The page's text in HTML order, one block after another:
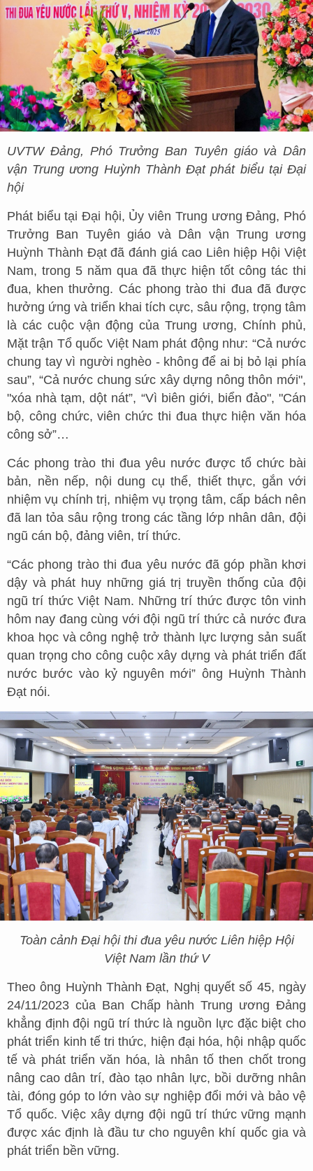
UVTW Đảng, Phó Trưởng Ban Tuyên giáo và Dân
vận Trung ương Huỳnh Thành Đạt phát biểu tại Đại
hội
Phát biểu tại Đại hội, Ủy viên Trung ương Đảng, Phó
Trưởng Ban Tuyên giáo và Dân vận Trung ương
Huỳnh Thành Đạt đã đánh giá cao Liên hiệp Hội Việt
Nam, trong 5 năm qua đã thực hiện tốt công tác thi
đua, khen thưởng. Các phong trào thi đua đã được
hưởng ứng và triển khai tích cực, sâu rộng, trọng tâm
là các cuộc vận động của Trung ương, Chính phủ,
Mặt trận Tổ quốc Việt Nam phát động như: “Cả nước
chung tay vì người nghèo - không để ai bị bỏ lại phía
sau”, “Cả nước chung sức xây dựng nông thôn mới",
"xóa nhà tạm, dột nát”, “Vì biên giới, biển đảo", "Cán
bộ, công chức, viên chức thi đua thực hiện văn hóa
công sở”…
Các phong trào thi đua yêu nước được tổ chức bài
bản, nền nếp, nội dung cụ thể, thiết thực, gắn với
nhiệm vụ chính trị, nhiệm vụ trọng tâm, cấp bách nên
đã lan tỏa sâu rộng trong các tầng lớp nhân dân, đội
ngũ cán bộ, đảng viên, trí thức.
“Các phong trào thi đua yêu nước đã góp phần khơi
dậy và phát huy những giá trị truyền thống của đội
ngũ trí thức Việt Nam. Những trí thức được tôn vinh
hôm nay đang cùng với đội ngũ trí thức cả nước đưa
khoa học và công nghệ trở thành lực lượng sản suất
quan trọng cho công cuộc xây dựng và phát triển đất
nước bước vào kỷ nguyên mới” ông Huỳnh Thành
Đạt nói.
Toàn cảnh Đại hội thi đua yêu nước Liên hiệp Hội
Việt Nam lần thứ V
Theo ông Huỳnh Thành Đạt, Nghị quyết số 45, ngày
24/11/2023 của Ban Chấp hành Trung ương Đảng
khẳng định đội ngũ trí thức là nguồn lực đặc biệt cho
phát triển kinh tế tri thức, hiện đại hóa, hội nhập quốc
tế và phát triển văn hóa, là nhân tố then chốt trong
nâng cao dân trí, đào tạo nhân lực, bồi dưỡng nhân
tài, đóng góp to lớn vào sự nghiệp đổi mới và bảo vệ
Tổ quốc. Việc xây dựng đội ngũ trí thức vững mạnh
được xác định là đầu tư cho nguyên khí quốc gia và
phát triển bền vững.